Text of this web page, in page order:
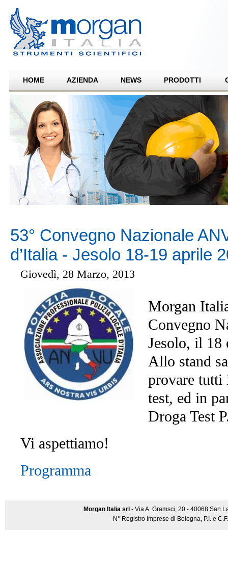
HOME AZIENDA NEWS PRODOTTI
53° Convegno Nazionale
d’Italia - Jesolo 18-19 aprile
Giovedì, 28 Marzo, 2013
Morgan
Convegno
Jesolo, il 18
Allo stand
provare tutti
test, ed in
Droga Test
Vi aspettiamo!
Programma
Morgan Italia srl - Via A. Gramsci, 20 - 40068 San
N° Registro Imprese di Bologna, P.I. e